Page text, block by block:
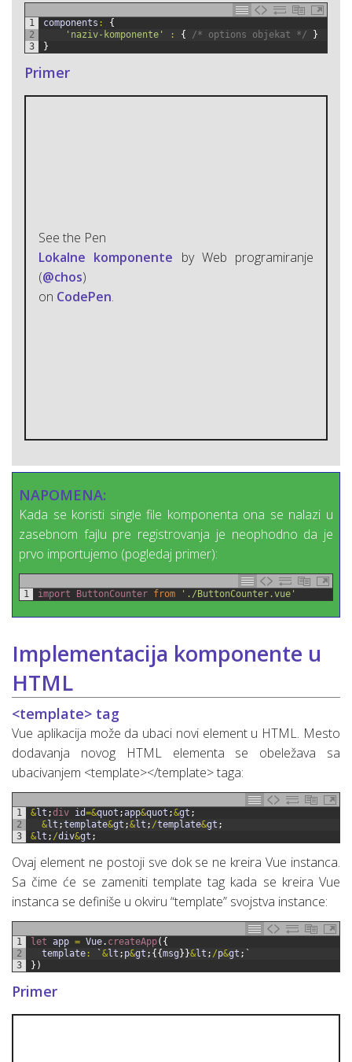
1
2
3
components :
{
'naziv-komponente'
: { /* options objekat */
}
}
Primer
See the Pen
Lokalne komponente by Web programiranje
(@chos)
on CodePen.
NAPOMENA:
Kada se koristi single file komponenta ona se nalazi u
zasebnom fajlu pre registrovanja je neophodno da je
prvo importujemo (pogledaj primer):
1 import ButtonCounter from './ButtonCounter.vue'
Implementacija komponente u
HTML
<template> tag
Vue aplikacija može da ubaci novi element u HTML. Mesto
dodavanja novog HTML elementa se obeležava sa
ubacivanjem <template></template> taga:
1
2
3
&lt ;div id=&quot ;app&quot ;&gt ;
&lt ;template&gt ;&lt ; /template&gt ;
&lt ; /div&gt ;
Ovaj element ne postoji sve dok se ne kreira Vue instanca.
Sa čime će se zameniti template tag kada se kreira Vue
instanca se definiše u okviru “template” svojstva instance:
1
2
3
let app = Vue. createApp( {
template : ` &lt ; p&gt ; {{msg}}&lt ; /p&gt ; `
} )
Primer